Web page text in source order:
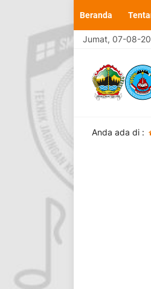
Beranda
Jumat, 07-08-
Selamat Datang di website
Anda ada di :